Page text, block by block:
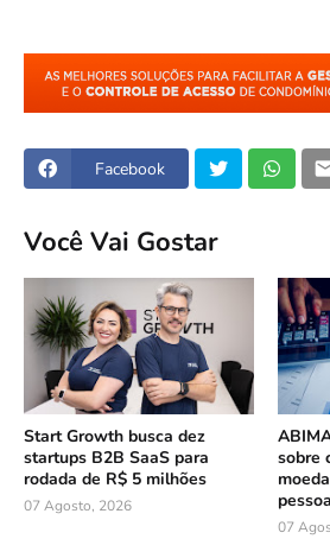
Facebook
Você Vai Gostar
Start Growth busca dez
startups B2B SaaS para
rodada de R$ 5 milhões
07 Agosto, 2026
sobre
07